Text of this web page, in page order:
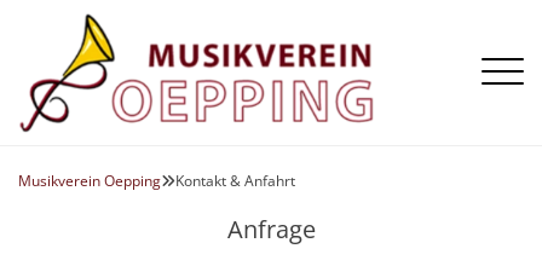
Die Kapelle
Termine
Musikverein OeppingKontakt & Anfahrt
Anfrage